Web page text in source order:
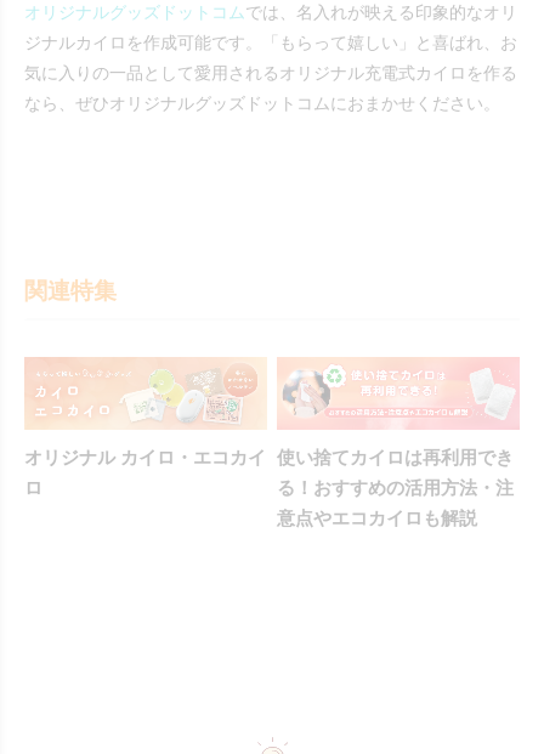
オリジナルグッズドットコムでは、名入れが映える印象的なオリ
ジナルカイロを作成可能です。「もらって嬉しい」と喜ばれ、お
気に入りの一品として愛用されるオリジナル充電式カイロを作る
なら、ぜひオリジナルグッズドットコムにおまかせください。
関連特集
オリジナル カイロ・エコカイ
ロ
使い捨てカイロは再利用でき
る！おすすめの活用方法・注
意点やエコカイロも解説